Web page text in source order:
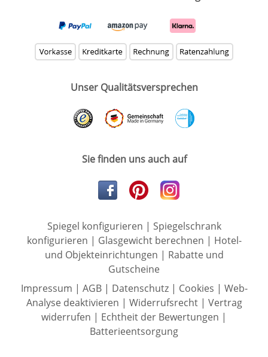
Unser Qualitätsversprechen
Sie finden uns auch auf
Spiegel konfigurieren | Spiegelschrank
konfigurieren | Glasgewicht berechnen | Hotel-
und Objekteinrichtungen | Rabatte und
Gutscheine
Impressum | AGB| Datenschutz| Cookies | Web-
Analyse deaktivieren | Widerrufsrecht| Vertrag
widerrufen | Echtheit der Bewertungen |
Batterieentsorgung